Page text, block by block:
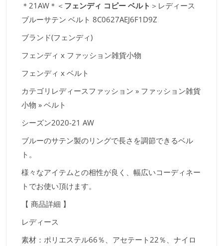
＊21AW＊＜ フェンディ コピー ベルト ＞レディース
ブルーサテン ベルト 8C0627AEJ6F1D9Z
ブランド(フェンディ)
フェンディ x ファッション雑貨小物
フェンディ x ベルト
カテゴリレディースファッション » ファッション雑貨
小物 » ベルト
シーズン2020-21 AW
ブルーのサテン製のリングで長さを調節できるベル
ト。
様々なアイテムとの相性が良く、幅広いコーディネー
トでお使い頂けます。
【 商品詳細 】
レディース
素材：ポリエステル66％、アセテート22％、ナイロ